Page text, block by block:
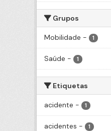
Grupos
Mobilidade - 1
Saúde - 1
Etiquetas
acidente - 1
acidentes - 1